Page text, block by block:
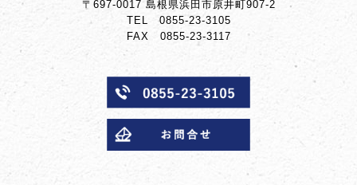
〒697-0017 島根県浜田市原井町907-2
TEL 0855-23-3105
FAX 0855-23-3117